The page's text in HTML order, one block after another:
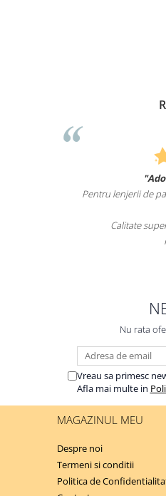
Pentru lenjerii de
Calitate
Nu rata
Vreau sa primesc
Afla mai multe in
MAGAZINUL MEU
Despre noi
Termeni si conditii
Politica de